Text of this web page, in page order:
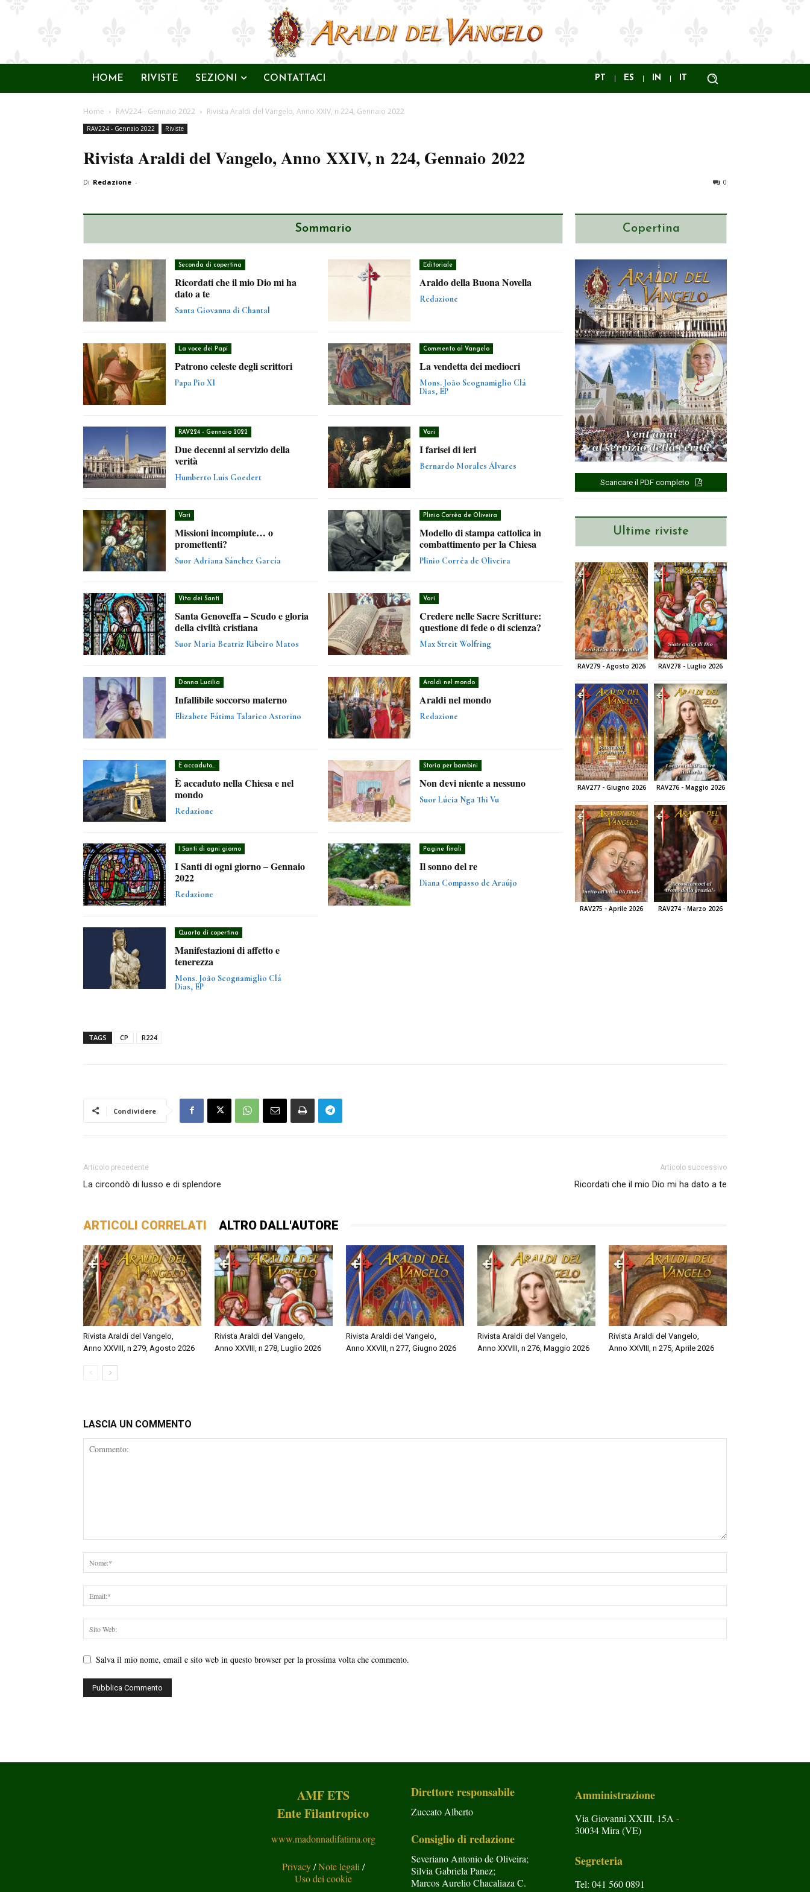
HOME RIVISTE SEZIONI CONTATTACI PT ES IN IT
Home RAV224 - Gennaio 2022 Rivista Araldi del Vangelo, Anno XXIV, n 224, Gennaio 2022
RAV224 - Gennaio 2022 Riviste
Rivista Araldi del Vangelo, Anno XXIV, n 224, Gennaio 2022
Di Redazione - 0
Sommario
Seconda di copertina
Ricordati che il mio Dio mi ha
dato a te
Santa Giovanna di Chantal
Editoriale
Araldo della Buona Novella
Redazione
La voce dei Papi
Patrono celeste degli scrittori
Papa Pio XI
Commento al Vangelo
La vendetta dei mediocri
Mons. João Scognamiglio Clá
Dias, EP
RAV224 - Gennaio 2022
Due decenni al servizio della
verità
Humberto Luís Goedert
Vari
I farisei di ieri
Bernardo Morales Álvares
Vari
Missioni incompiute… o
promettenti?
Suor Adriana Sánchez García
Plinio Corrêa de Oliveira
Modello di stampa cattolica in
combattimento per la Chiesa
Plinio Corrêa de Oliveira
Vita dei Santi
Santa Genoveffa – Scudo e gloria
della civiltà cristiana
Suor Maria Beatriz Ribeiro Matos
Vari
Credere nelle Sacre Scritture:
questione di fede o di scienza?
Max Streit Wolfring
Donna Lucilia
Infallibile soccorso materno
Elizabete Fátima Talarico Astorino
Araldi nel mondo
Araldi nel mondo
Redazione
È accaduto...
È accaduto nella Chiesa e nel
mondo
Redazione
Storia per bambini
Non devi niente a nessuno
Suor Lúcia Nga Thi Vu
I Santi di ogni giorno
I Santi di ogni giorno – Gennaio
2022
Redazione
Pagine finali
Il sonno del re
Diana Compasso de Araújo
Quarta di copertina
Manifestazioni di affetto e
tenerezza
Mons. João Scognamiglio Clá
Dias, EP
Copertina
Scaricare il PDF completo
Ultime riviste
RAV279 - Agosto 2026 RAV278 - Luglio 2026
RAV277 - Giugno 2026 RAV276 - Maggio 2026
RAV275 - Aprile 2026 RAV274 - Marzo 2026
TAGS CP R224
Condividere
Articolo precedente
La circondò di lusso e di splendore
Articolo successivo
Ricordati che il mio Dio mi ha dato a te
ARTICOLI CORRELATI ALTRO DALL'AUTORE
Rivista Araldi del Vangelo,
Anno XXVIII, n 279, Agosto 2026
Rivista Araldi del Vangelo,
Anno XXVIII, n 278, Luglio 2026
Rivista Araldi del Vangelo,
Anno XXVIII, n 277, Giugno 2026
Rivista Araldi del Vangelo,
Anno XXVIII, n 276, Maggio 2026
Rivista Araldi del Vangelo,
Anno XXVIII, n 275, Aprile 2026
LASCIA UN COMMENTO
Salva il mio nome, email e sito web in questo browser per la prossima volta che commento.
AMF ETS
Ente Filantropico
www.madonnadifatima.org
Privacy/Note legali /
Uso dei cookie
Direttore responsabile
Zuccato Alberto
Consiglio di redazione
Severiano Antonio de Oliveira;
Silvia Gabriela Panez;
Marcos Aurelio Chacaliaza C.
Amministrazione
Via Giovanni XXIII, 15A -
30034 Mira (VE)
Segreteria
Tel: 041 560 0891